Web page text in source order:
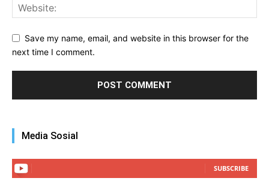
Save my name, email, and website in this browser for the
next time I comment.
Media Sosial
SUBSCRIBE